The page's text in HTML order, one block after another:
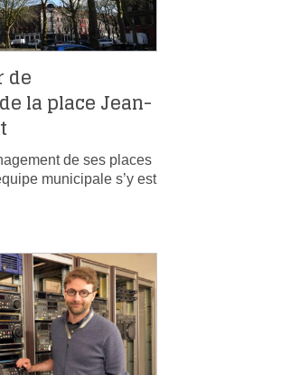
de
la place Jean-
de ses places
municipale s’y est